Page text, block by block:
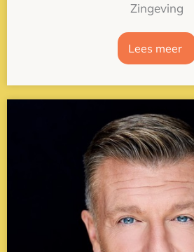
Zingeving
Lees meer